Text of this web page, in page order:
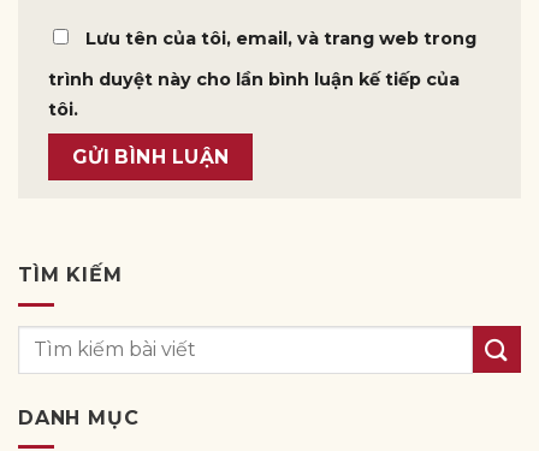
Lưu tên của tôi, email, và trang web trong
trình duyệt này cho lần bình luận kế tiếp của
tôi.
TÌM KIẾM
DANH MỤC